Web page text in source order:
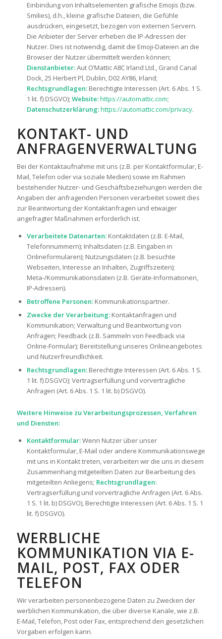
Einbindung von Inhaltselementen grafische Emojis (bzw.
Smilies), d.h., kleine grafische Dateien, die Gefühle
ausdrücken, eingesetzt, bezogen von externen Servern.
Die Anbieter der Server erheben die IP-Adressen der
Nutzer. Dies ist notwendig, damit die Emoji-Dateien an die
Browser der Nutzer übermittelt werden können;
Dienstanbieter:Aut O’Mattic A8C Irland Ltd., Grand Canal
Dock, 25 Herbert Pl, Dublin, D02 AY86, Irland;
Rechtsgrundlagen:Berechtigte Interessen (Art. 6 Abs. 1 S.
1 lit. f) DSGVO); Website:https://automattic.com;
Datenschutzerklärung:https://automattic.com/privacy.
KONTAKT- UND
ANFRAGENVERWALTUNG
Bei der Kontaktaufnahme mit uns (z.B. per Kontaktformular, E-
Mail, Telefon oder via soziale Medien) sowie im Rahmen
bestehender Nutzer- und Geschäftsbeziehungen werden die
Angaben der anfragenden Personen verarbeitet soweit dies
zur Beantwortung der Kontaktanfragen und etwaiger
angefragter Maßnahmen erforderlich ist.
Verarbeitete Datenarten:Kontaktdaten (z.B. E-Mail,
Telefonnummern); Inhaltsdaten (z.B. Eingaben in
Onlineformularen); Nutzungsdaten (z.B. besuchte
Webseiten, Interesse an Inhalten, Zugriffszeiten);
Meta-/Kommunikationsdaten (z.B. Geräte-Informationen,
IP-Adressen).
Betroffene Personen:Kommunikationspartner.
Zwecke der Verarbeitung:Kontaktanfragen und
Kommunikation; Verwaltung und Beantwortung von
Anfragen; Feedback (z.B. Sammeln von Feedback via
Online-Formular); Bereitstellung unseres Onlineangebotes
und Nutzerfreundlichkeit.
Rechtsgrundlagen:Berechtigte Interessen (Art. 6 Abs. 1 S.
1 lit. f) DSGVO); Vertragserfüllung und vorvertragliche
Anfragen (Art. 6 Abs. 1 S. 1 lit. b) DSGVO).
Weitere Hinweise zu Verarbeitungsprozessen, Verfahren
und Diensten:
Kontaktformular:Wenn Nutzer über unser
Kontaktformular, E-Mail oder andere Kommunikationswege
mit uns in Kontakt treten, verarbeiten wir die uns in diesem
Zusammenhang mitgeteilten Daten zur Bearbeitung des
mitgeteilten Anliegens; Rechtsgrundlagen:
Vertragserfüllung und vorvertragliche Anfragen (Art. 6 Abs.
1 S. 1 lit. b) DSGVO), Berechtigte Interessen (Art. 6 Abs. 1 S. 1
lit. f) DSGVO).
WERBLICHE
KOMMUNIKATION VIA E-
MAIL, POST, FAX ODER
TELEFON
Wir verarbeiten personenbezogene Daten zu Zwecken der
werblichen Kommunikation, die über diverse Kanäle, wie z.B.
E-Mail, Telefon, Post oder Fax, entsprechend den gesetzlichen
Vorgaben erfolgen kann.